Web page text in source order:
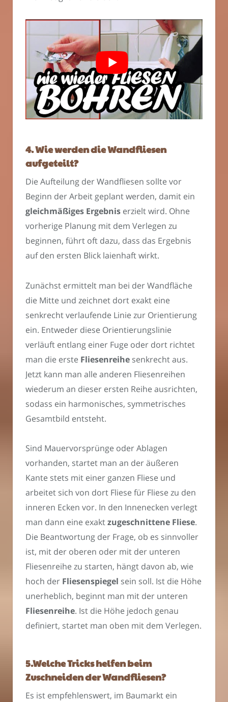
4. Wie werden die Wandfliesen
aufgeteilt?
Die Aufteilung der Wandfliesen sollte vor
Beginn der Arbeit geplant werden, damit ein
gleichmäßiges Ergebnis erzielt wird. Ohne
vorherige Planung mit dem Verlegen zu
beginnen, führt oft dazu, dass das Ergebnis
auf den ersten Blick laienhaft wirkt.
Zunächst ermittelt man bei der Wandfläche
die Mitte und zeichnet dort exakt eine
senkrecht verlaufende Linie zur Orientierung
ein. Entweder diese Orientierungslinie
verläuft entlang einer Fuge oder dort richtet
man die erste Fliesenreihe senkrecht aus.
Jetzt kann man alle anderen Fliesenreihen
wiederum an dieser ersten Reihe ausrichten,
sodass ein harmonisches, symmetrisches
Gesamtbild entsteht.
Sind Mauervorsprünge oder Ablagen
vorhanden, startet man an der äußeren
Kante stets mit einer ganzen Fliese und
arbeitet sich von dort Fliese für Fliese zu den
inneren Ecken vor. In den Innenecken verlegt
man dann eine exaktzugeschnittene Fliese.
Die Beantwortung der Frage, ob es sinnvoller
ist, mit der oberen oder mit der unteren
Fliesenreihe zu starten, hängt davon ab, wie
hoch der Fliesenspiegel sein soll. Ist die Höhe
unerheblich, beginnt man mit der unteren
Fliesenreihe. Ist die Höhe jedoch genau
definiert, startet man oben mit dem Verlegen.
5.Welche Tricks helfen beim
Zuschneiden der Wandfliesen?
Es ist empfehlenswert, im Baumarkt ein